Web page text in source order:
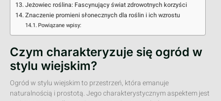
Jeżowiec roślina: Fascynujący świat zdrowotnych korzyści
Znaczenie promieni słonecznych dla roślin i ich wzrostu
Powiązane wpisy:
Czym charakteryzuje się ogród w
stylu wiejskim?
Ogród w stylu wiejskim to przestrzeń, która emanuje
naturalnością i prostotą. Jego charakterystycznym aspektem jest